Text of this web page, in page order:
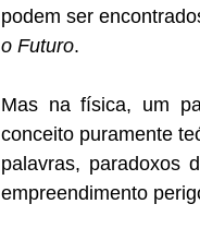
podem ser
o Futuro.
Mas na física, um
conceito puramente
palavras, paradoxos
empreendimento